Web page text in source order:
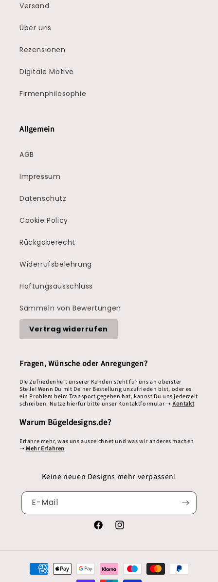
Versand
Über uns
Rezensionen
Digitale Motive
Firmenphilosophie
Allgemein
AGB
Impressum
Datenschutz
Cookie Policy
Rückgaberecht
Widerrufsbelehrung
Haftungsausschluss
Sammeln von Bewertungen
Vertrag widerrufen
Fragen, Wünsche oder Anregungen?
Die Zufriedenheit unserer Kunden steht für uns an oberster
Stelle! Wenn Du mit Deiner Bestellung unzufrieden bist, oder es
ein Problem beim Transport gegeben hat, kannst Du uns jederzeit
schreiben. Nutze hierfür bitte unser Kontaktformular ➝ Kontakt
Warum Bügeldesigns.de?
Erfahre mehr, was uns auszeichnet und was wir anderes machen
➝ Mehr Erfahren
Keine neuen Designs mehr verpassen!
E-Mail
FacebookInstagram
Zahlungsmethoden